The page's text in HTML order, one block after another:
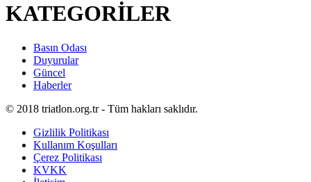
KATEGORİLER
Basın Odası
Duyurular
Güncel
Haberler
© 2018 triatlon.org.tr - Tüm hakları saklıdır.
Gizlilik Politikası
Kullanım Koşulları
Çerez Politikası
KVKK